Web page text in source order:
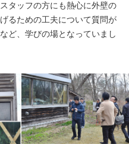
タッフの方にも熱心に外壁の
るための工夫について質問が
ど、学びの場となっていまし